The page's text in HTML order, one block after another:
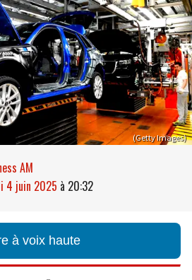
(Getty Images)
AM
4 juin 2025 à 20:32
à voix haute